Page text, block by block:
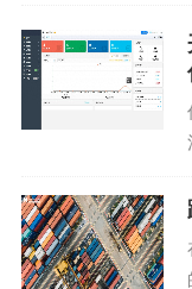
拼多多旗下的
点体系涵盖美洲
洲的众多国家和
载量达5.5亿，同
不仅如此，